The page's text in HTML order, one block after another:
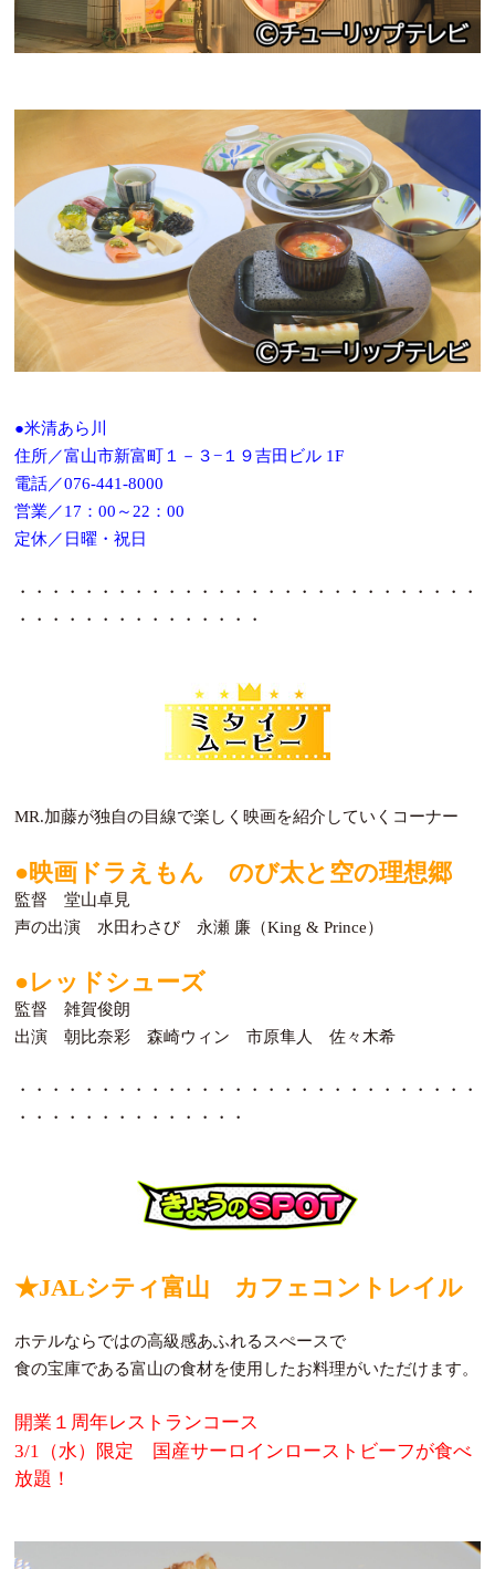
●米清あら川
住所／富山市新富町１－３−１９吉田ビル 1F
電話／076-441-8000
営業／17：00～22：00
定休／日曜・祝日
・・・・・・・・・・・・・・・・・・・・・・・・・・・・
・・・・・・・・・・・・・・・
MR.加藤が独自の目線で楽しく映画を紹介していくコーナー
●映画ドラえもん のび太と空の理想郷
監督 堂山卓見
声の出演 水田わさび 永瀬 廉（King & Prince）
●レッドシューズ
監督 雑賀俊朗
出演 朝比奈彩 森崎ウィン 市原隼人 佐々木希
・・・・・・・・・・・・・・・・・・・・・・・・・・・・
・・・・・・・・・・・・・・
★JALシティ富山 カフェコントレイル
ホテルならではの高級感あふれるスぺースで
食の宝庫である富山の食材を使用したお料理がいただけます。
開業１周年レストランコース
3/1（水）限定 国産サーロインローストビーフが食べ
放題！